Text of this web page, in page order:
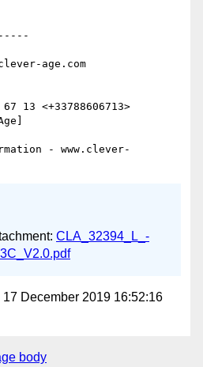
age.com
13 <+33788606713>
- www.clever-
CLA_32394_L_-
17 December 2019 16:52:16
body